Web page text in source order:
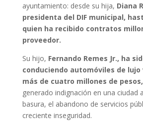
ayuntamiento: desde su hija, Diana
presidenta del DIF municipal,
quien ha recibido contratos
proveedor.
Su hijo, Fernando Remes Jr., ha
conduciendo automóviles de lujo
más de cuatro millones de pesos,
generado indignación en una ciudad
basura, el abandono de servicios
creciente inseguridad.